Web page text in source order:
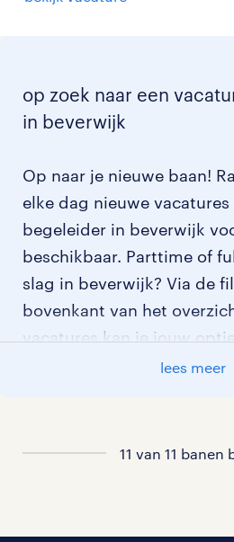
op zoek naar een
in beverwijk
Op naar je nieuwe baan!
elke dag nieuwe vacatures
begeleider in beverwijk
beschikbaar. Parttime of
slag in beverwijk? Via de
bovenkant van het
vacatures kan je jouw
alle vacatures in beverwijk
lees meer
11 van 11 banen